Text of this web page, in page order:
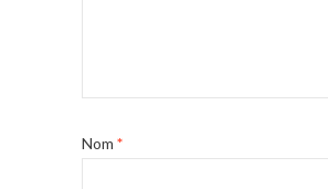
Nom *